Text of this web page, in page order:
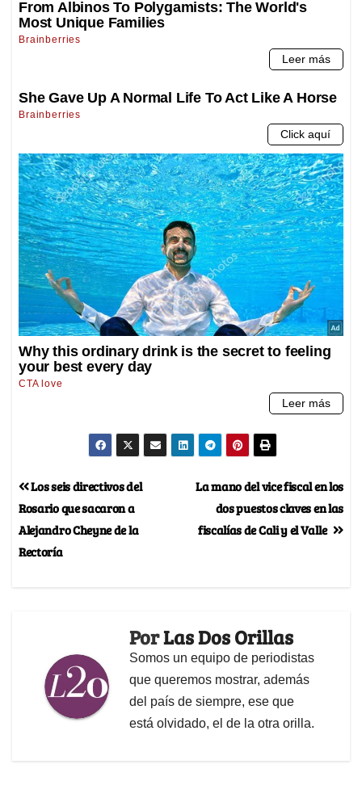
La mano del vice fiscal en los
dos puestos claves en las
fiscalías de Cali y el Valle
Los seis directivos del
Rosario que sacaron a
Alejandro Cheyne de la
Rectoría
PorLas Dos Orillas
Somos un equipo de periodistas
que queremos mostrar, además
del país de siempre, ese que
está olvidado, el de la otra orilla.